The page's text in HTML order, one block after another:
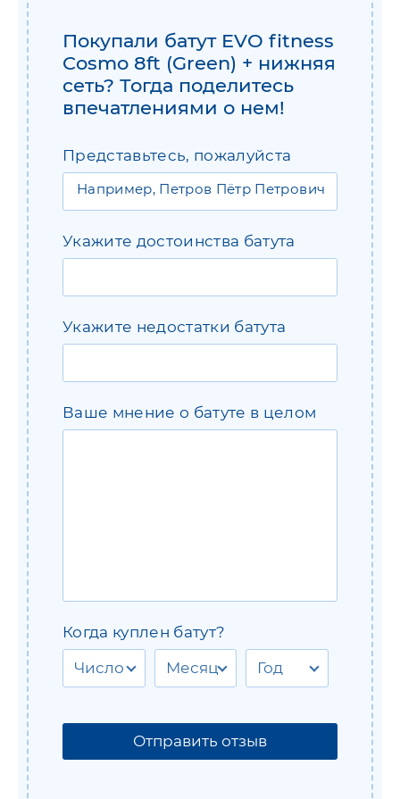
Покупали батут EVO fitness
Cosmo 8ft (Green) + нижняя
сеть? Тогда поделитесь
впечатлениями о нем!
Представьтесь, пожалуйста
Укажите достоинства батута
Укажите недостатки батута
Ваше мнение о батуте в целом
Когда куплен батут?
Число
Месяц Год
Отправить отзыв